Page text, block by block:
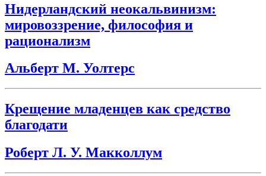
Нидерландский неокальвинизм:
мировоззрение, философия и
рационализм
Альберт М. Уолтерс
Крещение младенцев как средство
благодати
Роберт Л. У. Макколлум